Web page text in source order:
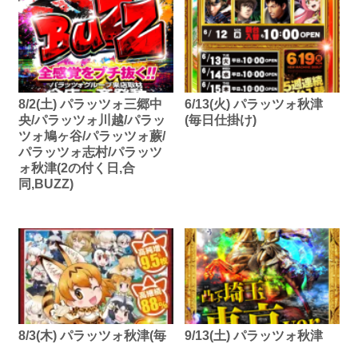
8/2(土) パラッツォ三郷中
央/パラッツォ川越/パラッ
ツォ鳩ヶ谷/パラッツォ蕨/
パラッツォ志村/パラッツ
ォ秋津(2の付く日,合
同,BUZZ)
6/13(火) パラッツォ秋津
(毎日仕掛け)
8/3(木) パラッツォ秋津(毎
9/13(土) パラッツォ秋津